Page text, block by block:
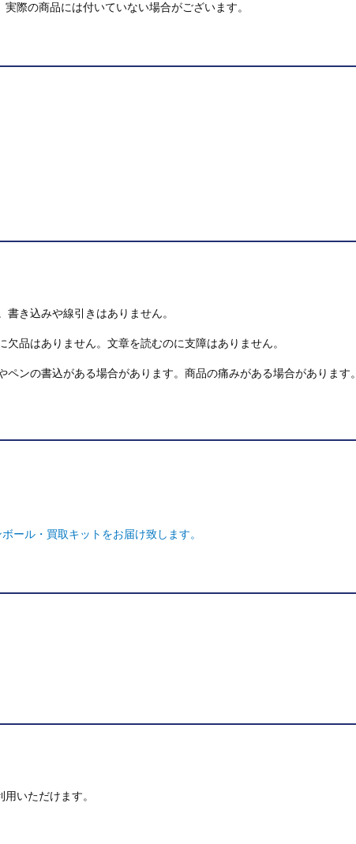
際の商品には付いていない場合がございます。
き込みや線引きはありません。
品はありません。文章を読むのに支障はありません。
ンの書込がある場合があります。商品の痛みがある場合があります。
ール・買取キットをお届け致します。
いただけます。